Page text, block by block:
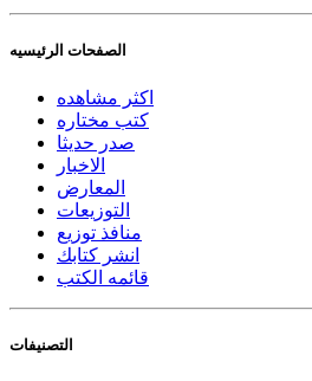
الصفحات الرئيسيه
اكثر مشاهده
كتب مختاره
صدر حديثا
الاخبار
المعارض
التوزيعات
منافذ توزيع
انشر كتابك
قائمه الكتب
التصنيفات